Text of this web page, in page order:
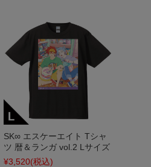
SK∞ エスケーエイト Tシャ
ツ 暦＆ランガ vol.2 Lサイズ
¥3,520(税込)